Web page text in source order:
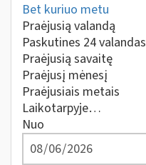
Bet kuriuo metu
Praėjusią valandą
Paskutines 24 valandas
Praėjusią savaitę
Praėjusį mėnesį
Praėjusiais metais
Laikotarpyje…
Nuo